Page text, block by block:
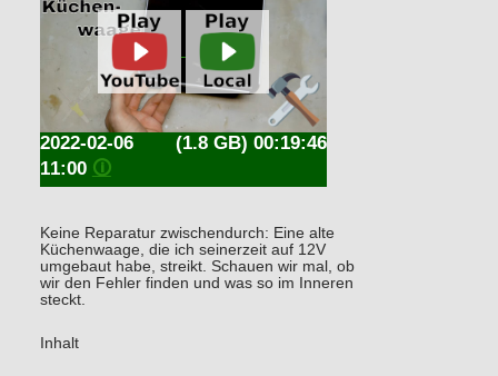
(1.8 GB) 00:19:46
2022-02-06
11:00 🛈
Keine Reparatur zwischendurch: Eine alte
Küchenwaage, die ich seinerzeit auf 12V
umgebaut habe, streikt. Schauen wir mal, ob
wir den Fehler finden und was so im Inneren
steckt.
Inhalt